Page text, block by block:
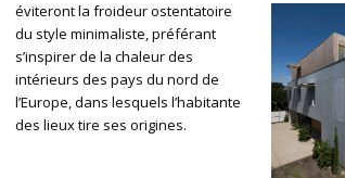
éviteront la froideur ostentatoire
du style minimaliste, préférant
s’inspirer de la chaleur des
intérieurs des pays du nord de
l’Europe, dans lesquels l’habitante
des lieux tire ses origines.